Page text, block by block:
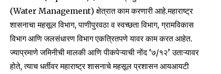
(Water Management) क्षेत्रात काम करणारी आहे.महाराष्ट्र
शासनाचा महसूल विभाग, पाणीपुरवठा व स्वच्छता विभाग, ग्रामविकास
विभाग आणि जलसंधारण विभाग एकत्रितपणे यावर काम करत आहेत.
ज्याप्रमाणे जमिनीची मालकी आणि पीकपेऱ्याची नोंद ‘७/१२’ उताऱ्यावर
होते, त्याच धर्तीवर महाराष्ट्र शासनाचे महसूल प्रशासन आयआयटी